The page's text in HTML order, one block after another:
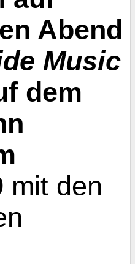
Abend
Music
dem
mit den